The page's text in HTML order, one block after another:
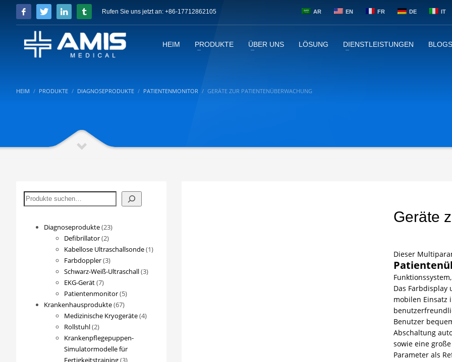
Rufen Sie uns jetzt an: +86-17712862105 AR EN FR DE IT
HEIM PRODUKTE ÜBER UNS LÖSUNG DIENSTLEISTUNGEN
HEIM PRODUKTE DIAGNOSEPRODUKTE PATIENTENMONITOR GERÄTE ZUR PATIENTENÜBERWACHUNG
Geräte
Dieser
Das Farbdisplay
mobilen Einsatz
Benutzer
Abschaltung
sowie eine
Parameter als
Suchen
Diagnoseprodukte 2323
Defibrillator 22
Produkte
Kabellose Ultraschallsonde 11
Farbdoppler 33
Produkte
Schwarz-Weiß-Ultraschall 33
EKG-Gerät 77
Produkte
Patientenmonitor 55
Krankenhausprodukte 6767
Produkte
Medizinische Kryogeräte 44
Rollstuhl 22
Produkte
Krankenpflegepuppen-
Simulatormodelle für
Fertigkeitstraining 33